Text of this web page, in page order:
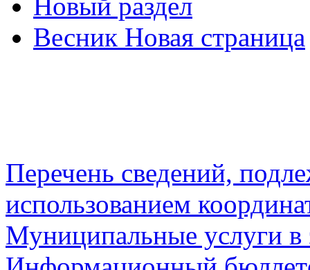
Весник Новая страница
Перечень сведений,
использованием
Муниципальные услуги в